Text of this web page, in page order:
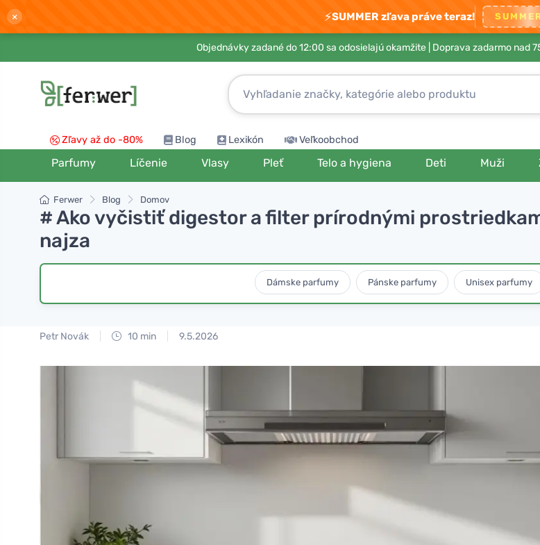
× ⚡SUMMER zľava práve teraz!
Objednávky zadané do 12:00 sa odosielajú okamžite | Doprava zadarmo nad
Zľavy až do -80% Blog Lexikón Veľkoobchod
Parfumy Líčenie Vlasy Pleť Telo a hygiena Deti Muži
Ferwer Blog Domov
# Ako vyčistiť digestor a filter prírodnými
najza
Dámske parfumy Pánske parfumy Unisex parfumy
Petr Novák 10 min 9.5.2026